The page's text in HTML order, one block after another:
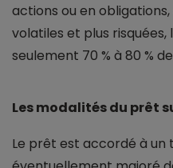
actions ou en
volatiles et plus
seulement 70 % à 80 %
Les modalités du prêt
Le prêt est accordé à un